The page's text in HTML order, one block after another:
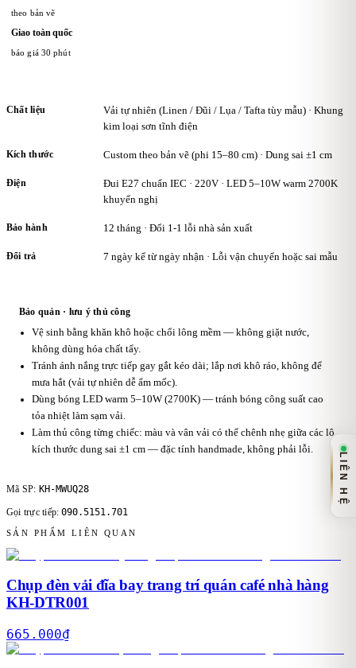
theo bản vẽ
Giao toàn quốc
báo giá 30 phút
Chất liệu
Vải tự nhiên (Linen / Đũi / Lụa / Tafta tùy mẫu) · Khung
kim loại sơn tĩnh điện
Kích thước Custom theo bản vẽ (phi 15–80 cm) · Dung sai ±1 cm
Điện
Đui E27 chuẩn IEC · 220V · LED 5–10W warm 2700K
khuyến nghị
Bảo hành 12 tháng · Đổi 1-1 lỗi nhà sản xuất
Đổi trả 7 ngày kể từ ngày nhận · Lỗi vận chuyển hoặc sai mẫu
Bảo quản · lưu ý thủ công
Vệ sinh bằng khăn khô hoặc chổi lông mềm — không giặt nước,
không dùng hóa chất tẩy.
Tránh ánh nắng trực tiếp gay gắt kéo dài; lắp nơi khô ráo, không để
mưa hắt (vải tự nhiên dễ ẩm mốc).
Dùng bóng LED warm 5–10W (2700K) — tránh bóng công suất cao
tỏa nhiệt làm sạm vải.
Làm thủ công từng chiếc: màu và vân vải có thể chênh nhẹ giữa các lô,
kích thước dung sai ±1 cm — đặc tính handmade, không phải lỗi.
Mã SP: KH-MWUQ28
Gọi trực tiếp:090.5151.701
SẢN PHẨM LIÊN QUAN
Chụp đèn vải đĩa bay trang trí quán café nhà hàng
KH-DTR001
665.000₫
LIÊN HỆ